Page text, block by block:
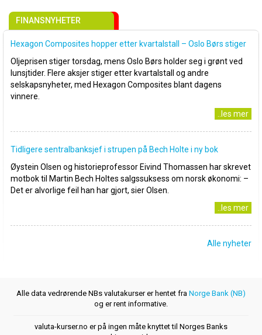
FINANSNYHETER
Hexagon Composites hopper etter kvartalstall – Oslo Børs stiger
Oljeprisen stiger torsdag, mens Oslo Børs holder seg i grønt ved
lunsjtider. Flere aksjer stiger etter kvartalstall og andre
selskapsnyheter, med Hexagon Composites blant dagens
vinnere.
..les mer
Tidligere sentralbanksjef i strupen på Bech Holte i ny bok
Øystein Olsen og historieprofessor Eivind Thomassen har skrevet
motbok til Martin Bech Holtes salgssuksess om norsk økonomi: –
Det er alvorlige feil han har gjort, sier Olsen.
..les mer
Alle nyheter
Alle data vedrørende NBs valutakurser er hentet fra Norge Bank (NB)
og er rent informative.
valuta-kurser.no er på ingen måte knyttet til Norges Banks